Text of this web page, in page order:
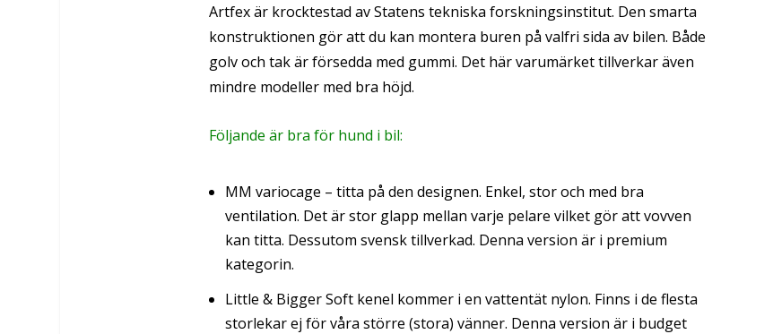
Artfex är krocktestad av Statens tekniska forskningsinstitut. Den smarta
konstruktionen gör att du kan montera buren på valfri sida av bilen. Både
golv och tak är försedda med gummi. Det här varumärket tillverkar även
mindre modeller med bra höjd.
Följande är bra för hund i bil:
MM variocage – titta på den designen. Enkel, stor och med bra
ventilation. Det är stor glapp mellan varje pelare vilket gör att vovven
kan titta. Dessutom svensk tillverkad. Denna version är i premium
kategorin.
Little & Bigger Soft kenel kommer i en vattentät nylon. Finns i de flesta
storlekar ej för våra större (stora) vänner. Denna version är i budget